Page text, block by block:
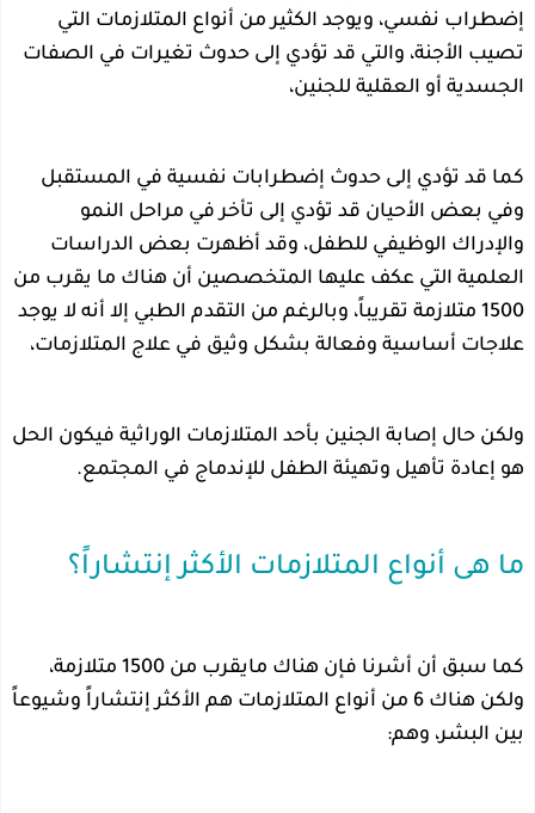
إضطراب نفسي، ويوجد الكثير من أنواع المتلازمات التي
تصيب الأجنة، والتي قد تؤدي إلى حدوث تغيرات في الصفات
الجسدية أو العقلية للجنين،
كما قد تؤدي إلى حدوث إضطرابات نفسية في المستقبل
وفي بعض الأحيان قد تؤدي إلى تأخر في مراحل النمو
والإدراك الوظيفي للطفل، وقد أظهرت بعض الدراسات
العلمية التي عكف عليها المتخصصين أن هناك ما يقرب من
1500 متلازمة تقريباً، وبالرغم من التقدم الطبي إلا أنه لا يوجد
علاجات أساسية وفعالة بشكل وثيق في علاج المتلازمات،
ولكن حال إصابة الجنين بأحد المتلازمات الوراثية فيكون الحل
هو إعادة تأهيل وتهيئة الطفل للإندماج في المجتمع.
ما هى أنواع المتلازمات الأكثر إنتشاراً؟
كما سبق أن أشرنا فإن هناك مايقرب من 1500 متلازمة،
ولكن هناك 6 من أنواع المتلازمات هم الأكثر إنتشاراً وشيوعاً
بين البشر، وهم: